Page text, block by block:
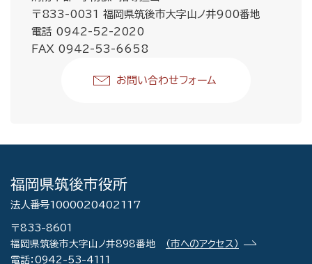
〒833-0031 福岡県筑後市大字山ノ井900番地
電話 0942-52-2020
FAX 0942-53-6658
お問い合わせフォーム
福岡県筑後市役所
法人番号1000020402117
〒833-8601
福岡県筑後市大字山ノ井898番地
（市へのアクセス）
電話：0942-53-4111